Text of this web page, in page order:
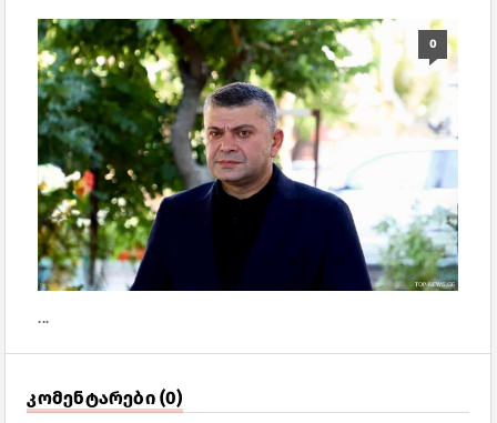
0
...
კომენტარები (0)